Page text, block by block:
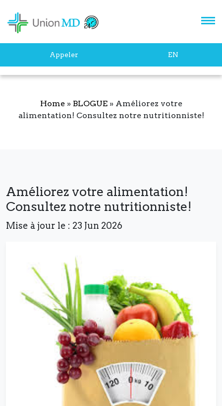
Appeler EN
Home» BLOGUE» Améliorez votre
alimentation! Consultez notre nutritionniste!
Améliorez votre alimentation!
Consultez notre nutritionniste!
Mise à jour le : 23 Jun 2026
courant des dernières
innovations en podologie.
S'ABONNER